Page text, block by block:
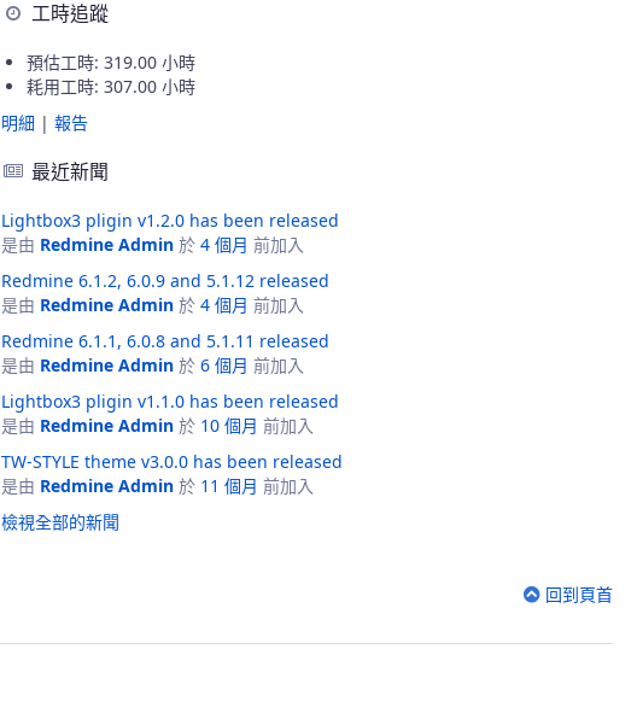
工時追蹤
預估工時: 319.00 小時
耗用工時: 307.00 小時
明細 | 報告
最近新聞
Lightbox3 pligin v1.2.0 has been released
是由 Redmine Admin 於 4 個月 前加入
Redmine 6.1.2, 6.0.9 and 5.1.12 released
是由 Redmine Admin 於 4 個月 前加入
Redmine 6.1.1, 6.0.8 and 5.1.11 released
是由 Redmine Admin 於 6 個月 前加入
Lightbox3 pligin v1.1.0 has been released
是由 Redmine Admin 於 10 個月 前加入
TW-STYLE theme v3.0.0 has been released
是由 Redmine Admin 於 11 個月 前加入
檢視全部的新聞
回到頁首